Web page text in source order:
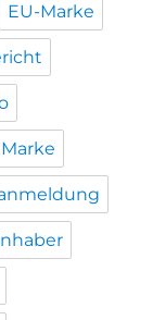
EU-Marke
Marke